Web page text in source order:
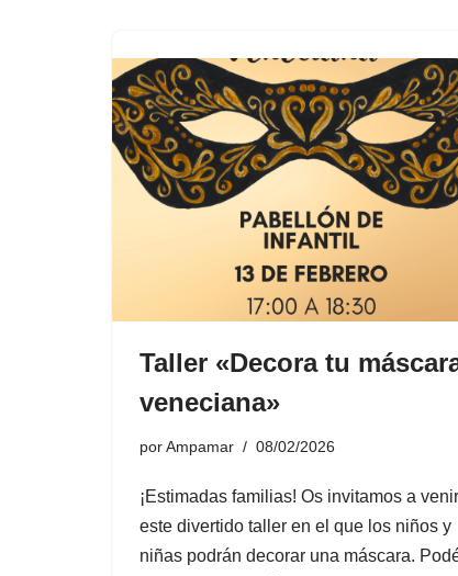
Taller «Decora tu
veneciana»
porAmpamar 08/02/2026
¡Estimadas familias! Os invitamos a
este divertido taller en el que los niños y
niñas podrán decorar una máscara.